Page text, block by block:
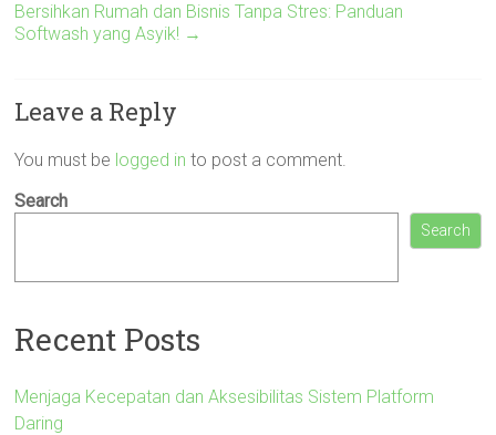
Bersihkan Rumah dan Bisnis Tanpa Stres: Panduan
Softwash yang Asyik! →
Leave a Reply
You must be logged in to post a comment.
Search
Search
Recent Posts
Menjaga Kecepatan dan Aksesibilitas Sistem Platform
Daring